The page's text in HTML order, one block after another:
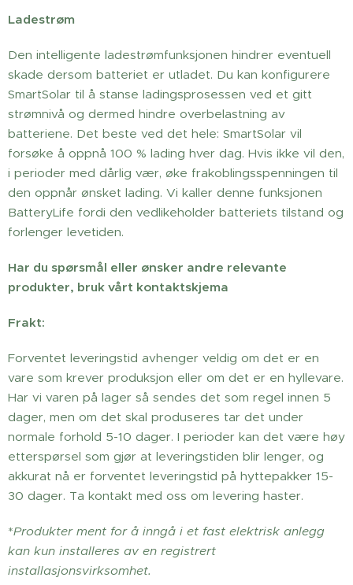
Ladestrøm
Den intelligente ladestrømfunksjonen hindrer eventuell
skade dersom batteriet er utladet. Du kan konfigurere
SmartSolar til å stanse ladingsprosessen ved et gitt
strømnivå og dermed hindre overbelastning av
batteriene. Det beste ved det hele: SmartSolar vil
forsøke å oppnå 100 % lading hver dag. Hvis ikke vil den,
i perioder med dårlig vær, øke frakoblingsspenningen til
den oppnår ønsket lading. Vi kaller denne funksjonen
BatteryLife fordi den vedlikeholder batteriets tilstand og
forlenger levetiden.
Har du spørsmål eller ønsker andre relevante
produkter, bruk vårt kontaktskjema
Frakt:
Forventet leveringstid avhenger veldig om det er en
vare som krever produksjon eller om det er en hyllevare.
Har vi varen på lager så sendes det som regel innen 5
dager, men om det skal produseres tar det under
normale forhold 5-10 dager. I perioder kan det være høy
etterspørsel som gjør at leveringstiden blir lenger, og
akkurat nå er forventet leveringstid på hyttepakker 15-
30 dager. Ta kontakt med oss om levering haster.
*Produkter ment for å inngå i et fast elektrisk anlegg
kan kun installeres av en registrert
installasjonsvirksomhet.